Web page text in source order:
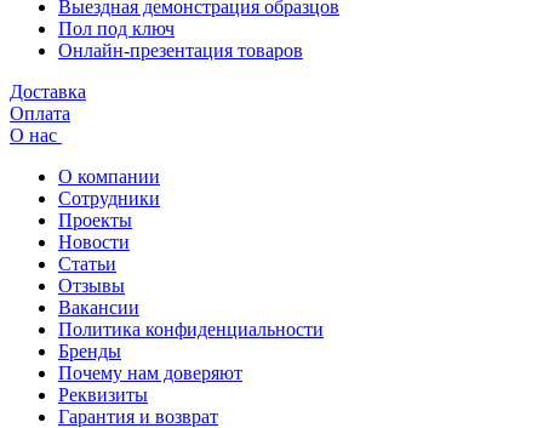
Выездная демонстрация образцов
Пол под ключ
Онлайн-презентация товаров
Доставка
Оплата
О нас
О компании
Сотрудники
Проекты
Новости
Статьи
Отзывы
Вакансии
Политика конфиденциальности
Бренды
Почему нам доверяют
Реквизиты
Гарантия и возврат